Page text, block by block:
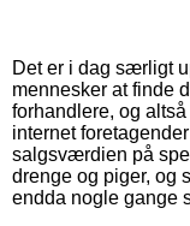
Det er i dag særligt
mennesker at finde
forhandlere, og
internet
salgsværdien på
drenge og piger, og
endda nogle gange